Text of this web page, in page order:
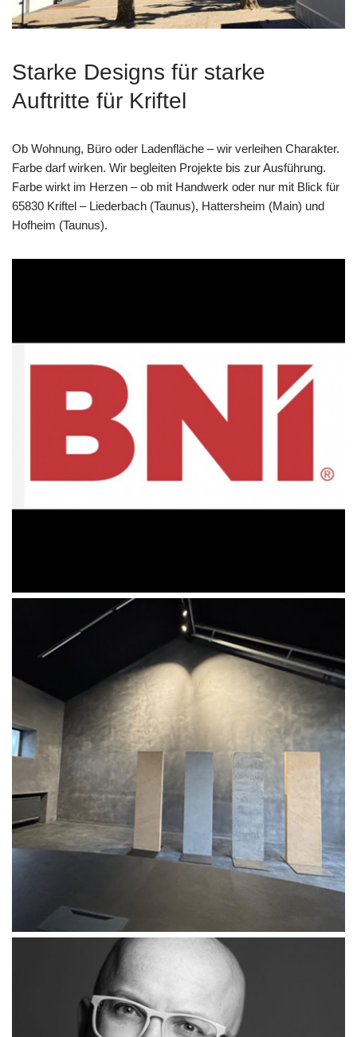
Starke Designs für starke
Auftritte für Kriftel
Ob Wohnung, Büro oder Ladenfläche – wir verleihen Charakter.
Farbe darf wirken. Wir begleiten Projekte bis zur Ausführung.
Farbe wirkt im Herzen – ob mit Handwerk oder nur mit Blick für
65830 Kriftel – Liederbach (Taunus), Hattersheim (Main) und
Hofheim (Taunus).